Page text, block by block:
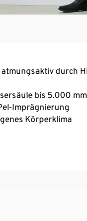
durch
bis 5.000
Imprägnierung
Körperklima
Reißverschluss und
Rückenbereich